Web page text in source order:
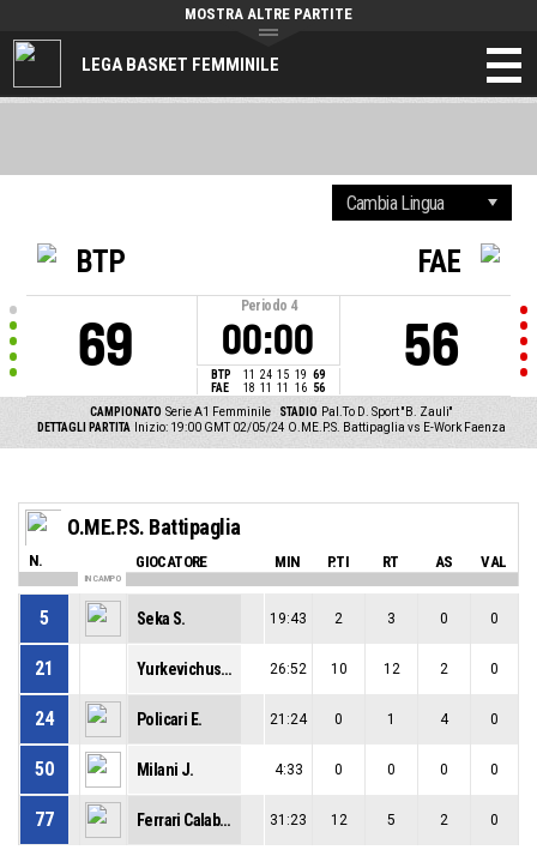
LEGA BASKET FEMMINILE
MOSTRA ALTRE PARTITE
BTP
69
Periodo 4
00:00
BTP 11 24 15 19 69
FAE
18 11 11 16 56
FAE
56
CAMPIONATO Serie A1 Femminile STADIO Pal.To D. Sport ''B. Zauli''
DETTAGLI PARTITA
Inizio: 19:00 GMT 02/05/24 O.ME.P.S. Battipaglia vs E-Work Faenza
O.ME.P.S. Battipaglia
N. GIOCATORE MIN P.TI RT AS VAL
IN CAMPO
5 Seka S. 19:43 2 3 0 0
21 Yurkevichus T. 26:52 10 12 2 0
24 Policari E. 21:24 0 1 4 0
50 Milani J. 4:33 0 0 0 0
77 Ferrari Calabro P. 31:23 12 5 2 0